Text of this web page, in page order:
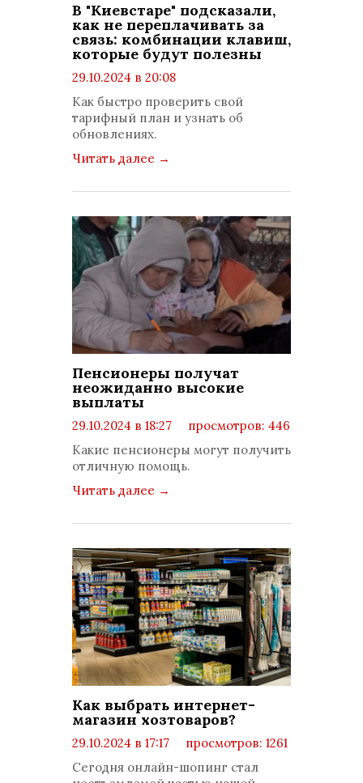
В "Киевстаре" подсказали,
как не переплачивать за
связь: комбинации клавиш,
которые будут полезны
29.10.2024 в 20:08
просмотров: 444
комментариев: 0
Как быстро проверить свой
тарифный план и узнать об
обновлениях.
Читать далее →
Пенсионеры получат
неожиданно высокие
выплаты
29.10.2024 в 18:27
просмотров: 446
Какие пенсионеры могут получить
отличную помощь.
Читать далее →
Как выбрать интернет-
магазин хозтоваров?
29.10.2024 в 17:17
просмотров: 1261
комментариев: 0
Сегодня онлайн-шопинг стал